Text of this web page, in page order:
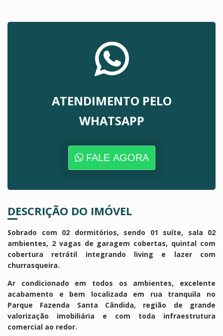
ATENDIMENTO PELO
WHATSAPP
FALE AGORA
DESCRIÇÃO DO IMÓVEL
Sobrado com 02 dormitórios, sendo 01 suíte, sala 02
ambientes, 2 vagas de garagem cobertas, quintal com
cobertura retrátil integrando living e lazer com
churrasqueira.
Ar condicionado em todos os ambientes, excelente
acabamento e bem localizada em rua tranquila no
Parque Fazenda Santa Cândida, região de grande
valorização imobiliária e com toda infraestrutura
comercial ao redor.